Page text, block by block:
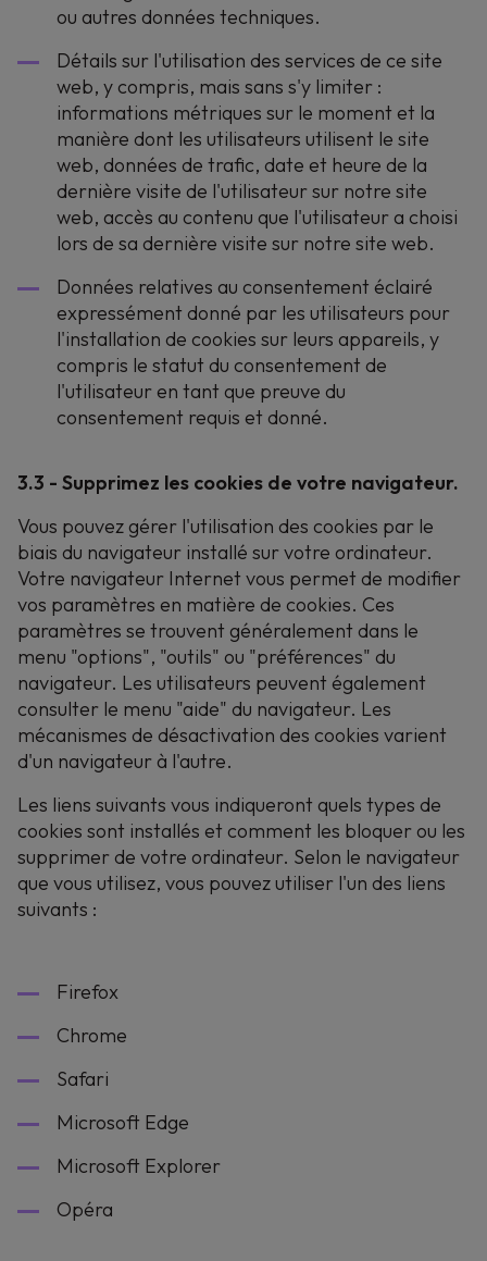
ou autres données techniques.
Détails sur l'utilisation des services de ce site
web, y compris, mais sans s'y limiter :
informations métriques sur le moment et la
manière dont les utilisateurs utilisent le site
web, données de trafic, date et heure de la
dernière visite de l'utilisateur sur notre site
web, accès au contenu que l'utilisateur a choisi
lors de sa dernière visite sur notre site web.
Données relatives au consentement éclairé
expressément donné par les utilisateurs pour
l'installation de cookies sur leurs appareils, y
compris le statut du consentement de
l'utilisateur en tant que preuve du
consentement requis et donné.
3.3 - Supprimez les cookies de votre navigateur.
Vous pouvez gérer l'utilisation des cookies par le
biais du navigateur installé sur votre ordinateur.
Votre navigateur Internet vous permet de modifier
vos paramètres en matière de cookies. Ces
paramètres se trouvent généralement dans le
menu "options", "outils" ou "préférences" du
navigateur. Les utilisateurs peuvent également
consulter le menu "aide" du navigateur. Les
mécanismes de désactivation des cookies varient
d'un navigateur à l'autre.
Les liens suivants vous indiqueront quels types de
cookies sont installés et comment les bloquer ou les
supprimer de votre ordinateur. Selon le navigateur
que vous utilisez, vous pouvez utiliser l'un des liens
suivants :
Firefox
Chrome
Safari
Microsoft Edge
Microsoft Explorer
Opéra